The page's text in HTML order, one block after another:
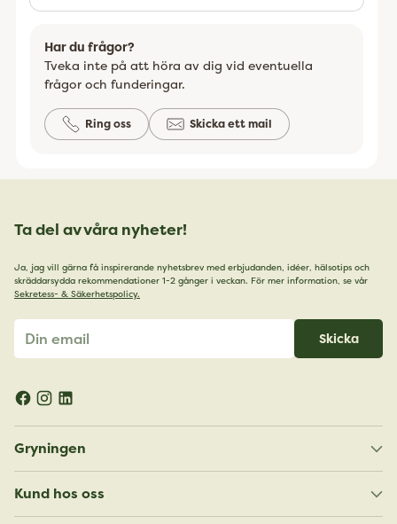
Har du frågor?
Tveka inte på att höra av dig vid eventuella
frågor och funderingar.
Ring oss Skicka ett mail
Ta del av våra nyheter!
Ja, jag vill gärna få inspirerande nyhetsbrev med erbjudanden, idéer, hälsotips och
skräddarsydda rekommendationer 1-2 gånger i veckan. För mer information, se vår
Sekretess- & Säkerhetspolicy.
email
Skicka
Gryningen
Kund hos oss